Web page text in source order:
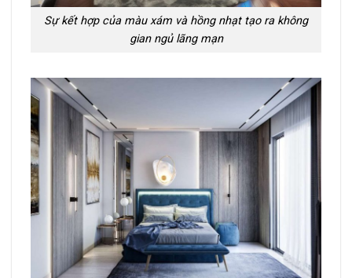
Sự kết hợp của màu xám và hồng nhạt tạo ra không
gian ngủ lãng mạn